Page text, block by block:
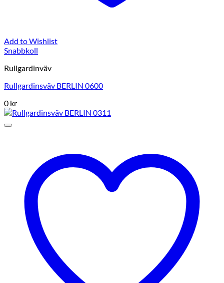
Add to Wishlist
Snabbkoll
Rullgardinväv
Rullgardinsväv BERLIN 0600
0 kr